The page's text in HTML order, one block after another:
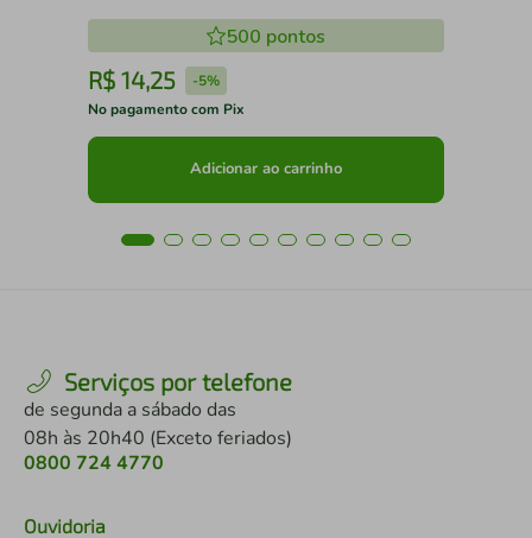
500 pontos
R$ 14,25 -5%
No pagamento com Pix
Adicionar ao carrinho
Serviços por telefone
de segunda a sábado das
08h às 20h40 (Exceto feriados)
0800 724 4770
Ouvidoria